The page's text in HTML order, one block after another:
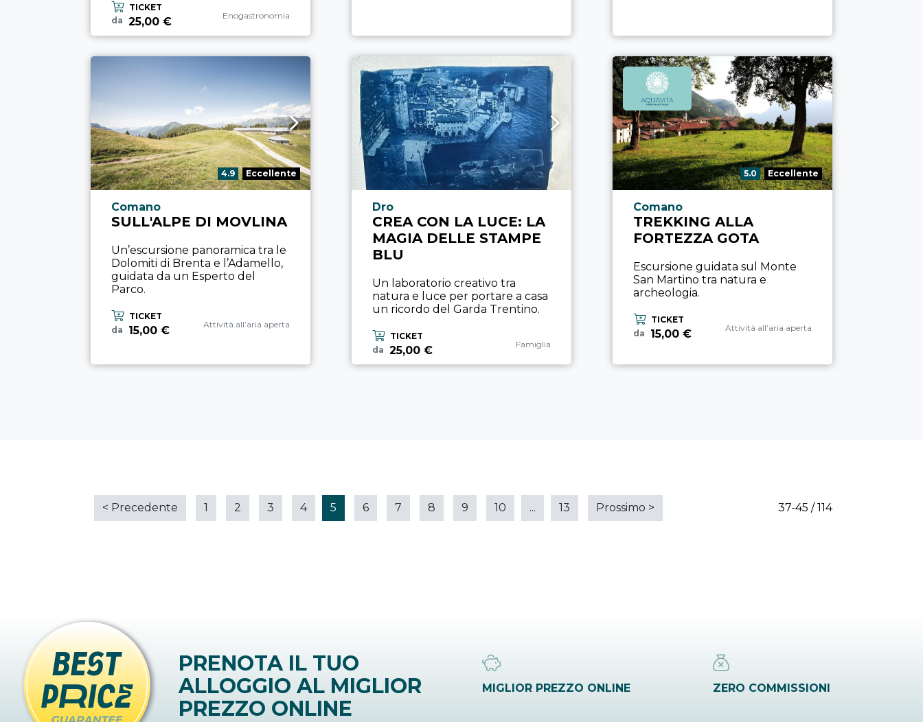
TICKET
da 25,00 €
Categoria esperienza
Enogastronomia
Valutazione:
4.9 Eccellente
Località esperienza
Comano
SULL'ALPE DI MOVLINA
Un’escursione panoramica tra le
Dolomiti di Brenta e l’Adamello,
guidata da un Esperto del
Parco.
TICKET
da
15,00 €
Categoria esperienza
Attività all’aria aperta
Località esperienza
Dro
CREA CON LA LUCE: LA
MAGIA DELLE STAMPE
BLU
Un laboratorio creativo tra
natura e luce per portare a casa
un ricordo del Garda Trentino.
TICKET
da 25,00 €
Categoria esperienza
Famiglia
Valutazione:
5.0 Eccellente
Località esperienza
Comano
TREKKING ALLA
FORTEZZA GOTA
Escursione guidata sul Monte
San Martino tra natura e
archeologia.
TICKET
da
15,00 €
Categoria esperienza
Attività all’aria aperta
37-45 / 114
< Precedente 1 2 3 4 5 6 7 8 9 10 ... 13 Prossimo >
PRENOTA IL TUO
ALLOGGIO AL MIGLIOR
PREZZO ONLINE
MIGLIOR PREZZO ONLINE ZERO COMMISSIONI